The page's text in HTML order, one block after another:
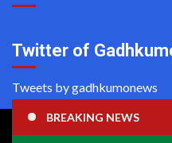
Twitter of
Tweets by gadhkumonews
Copyright ©2020 All rights
BREAKING NEWS